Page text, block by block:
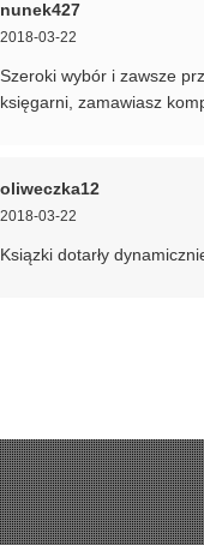
nunek427
2018-03-22
Szeroki wybór i zawsze
księgarni, zamawiasz
oliweczka12
2018-03-22
Ksiązki dotarły